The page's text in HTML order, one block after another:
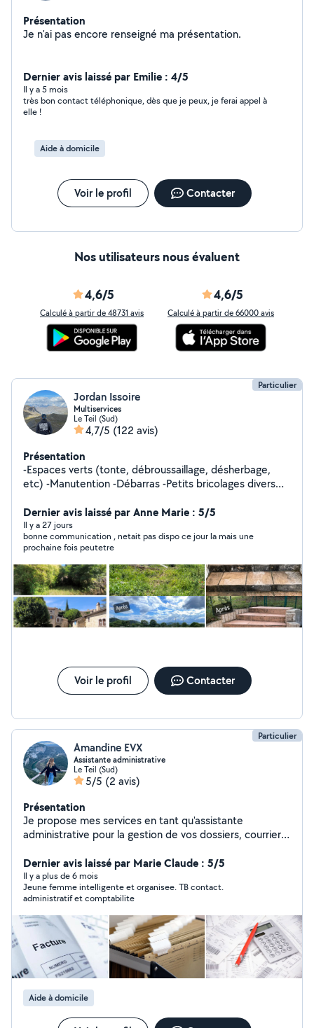
Présentation
Je n'ai pas encore renseigné ma présentation.
Dernier avis laissé par Emilie : 4/5
Il y a 5 mois
très bon contact téléphonique, dès que je peux, je ferai appel à
elle !
Aide à domicile
Voir le profil Contacter
Nos utilisateurs nous évaluent
4,6/5
Calculé à partir de 48731 avis
4,6/5
Calculé à partir de 66000 avis
Particulier
Jordan Issoire
Multiservices
Le Teil (Sud)
4,7/5 (122 avis)
Présentation
-Espaces verts (tonte, débroussaillage, désherbage,
etc) -Manutention -Débarras -Petits bricolages divers
Dernier avis laissé par Anne Marie : 5/5
Il y a 27 jours
bonne communication , netait pas dispo ce jour la mais une
prochaine fois peutetre
Voir le profil Contacter
Particulier
Amandine EVX
Assistante administrative
Le Teil (Sud)
5/5 (2 avis)
Présentation
Je propose mes services en tant qu'assistante
administrative pour la gestion de vos dossiers, courriers,
également de l'expérience dans le nettoyage des locaux
et pour diverses petites taches du quotidien.
Dernier avis laissé par Marie Claude : 5/5
Il y a plus de 6 mois
Jeune femme intelligente et organisee. TB contact.
administratif et comptabilite
Aide à domicile